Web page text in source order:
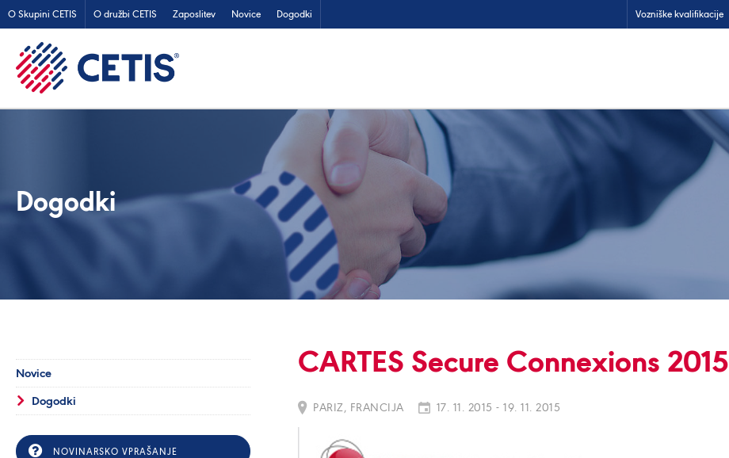
O Skupini CETIS O družbi CETIS Zaposlitev Novice Dogodki Vozniške kvalifikacije
Dogodki
Novice
Dogodki
NOVINARSKO VPRAŠANJE
CARTES Secure Connexions 2015
PARIZ, FRANCIJA 17. 11. 2015 - 19. 11. 2015